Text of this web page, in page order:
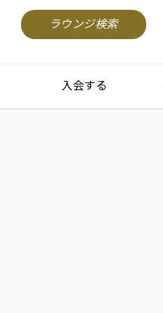
ラウンジ検索
入会する